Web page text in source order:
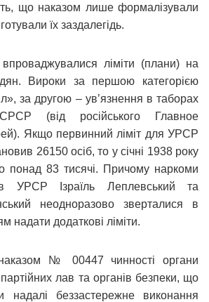
що наказом лише формалізували
їх заздалегідь.
ліміти (плани) на
Вироки за першою категорією
за другою – ув’язнення в таборах
(від російського Главное
Якщо первинний ліміт для УРСР
26150 осіб, то у січні 1938 року
понад 83 тисячі. Причому наркоми
УРСР Ізраїль Леплевський та
неодноразово зверталися в
надати додаткові ліміти.
№ 00447 чинності органи
лав та органів безпеки, що
надалі беззастережне виконання